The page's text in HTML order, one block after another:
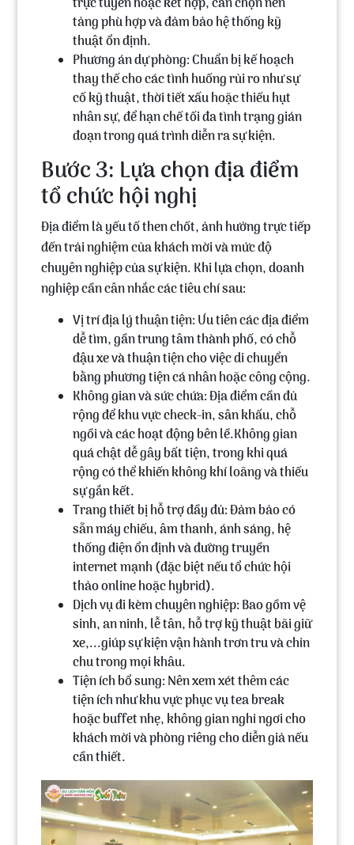
tảng phù hợp và đảm bảo hệ thống kỹ
thuật ổn định.
Phương án dự phòng:Chuẩn bị kế hoạch
thay thế cho các tình huống rủi ro như sự
cố kỹ thuật, thời tiết xấu hoặc thiếu hụt
nhân sự, để hạn chế tối đa tình trạng gián
đoạn trong quá trình diễn ra sự kiện.
Bước 3: Lựa chọn địa điểm
tổ chức hội nghị
Địa điểm là yếu tố then chốt, ảnh hưởng trực tiếp
đến trải nghiệm của khách mời và mức độ
chuyên nghiệp của sự kiện. Khi lựa chọn, doanh
nghiệp cần cân nhắc các tiêu chí sau:
Vị trí địa lý thuận tiện:Ưu tiên các địa điểm
dễ tìm, gần trung tâm thành phố, có chỗ
đậu xe và thuận tiện cho việc di chuyển
bằng phương tiện cá nhân hoặc công cộng.
Không gian và sức chứa:Địa điểm cần đủ
rộng để khu vực check-in, sân khấu, chỗ
ngồi và các hoạt động bên lề.Không gian
quá chật dễ gây bất tiện, trong khi quá
rộng có thể khiến không khí loãng và thiếu
sự gắn kết.
Trang thiết bị hỗ trợ đầy đủ:Đảm bảo có
sẵn máy chiếu, âm thanh, ánh sáng, hệ
thống điện ổn định và đường truyền
internet mạnh (đặc biệt nếu tổ chức hội
thảo online hoặc hybrid).
Dịch vụ đi kèm chuyên nghiệp:Bao gồm vệ
sinh, an ninh, lễ tân, hỗ trợ kỹ thuật bãi giữ
xe,...giúp sự kiện vận hành trơn tru và chỉn
chu trong mọi khâu.
Tiện ích bổ sung:Nên xem xét thêm các
tiện ích như khu vực phục vụ tea break
hoặc buffet nhẹ, không gian nghỉ ngơi cho
khách mời và phòng riêng cho diễn giả nếu
cần thiết.